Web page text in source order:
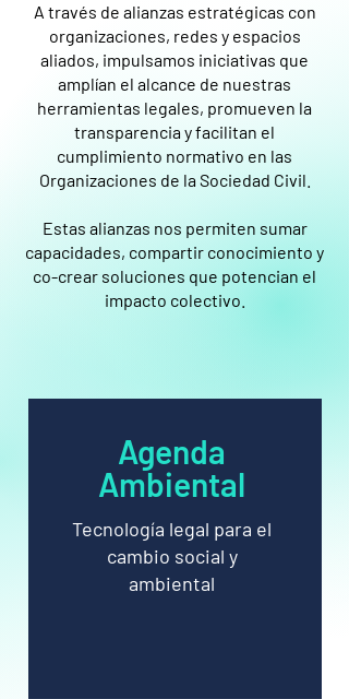
A través de alianzas estratégicas con
organizaciones, redes y espacios
aliados, impulsamos iniciativas que
amplían el alcance de nuestras
herramientas legales, promueven la
transparencia y facilitan el
cumplimiento normativo en las
Organizaciones de la Sociedad Civil.
Estas alianzas nos permiten sumar
capacidades, compartir conocimiento y
co-crear soluciones que potencian el
impacto colectivo.
Agenda
Ambiental
Tecnología legal para el
cambio social y
ambiental